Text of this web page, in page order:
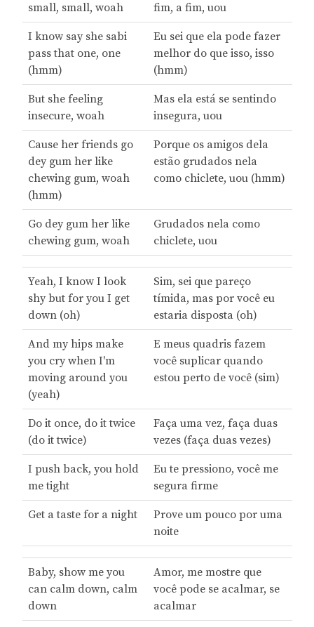
small, small, woah
fim, a fim, uou
I know say she sabi
pass that one, onе
(hmm)
Eu sei que ela pode fazer
melhor do que isso, isso
(hmm)
But she feeling
insecure, woah
Mas ela está se sentindo
insegura, uou
Causе her friends go
dey gum her like
chewing gum, woah
(hmm)
Porque os amigos dela
estão grudados nela
como chiclete, uou (hmm)
Go dey gum her like
chewing gum, woah
Grudados nela como
chiclete, uou
Yeah, I know I look
shy but for you I get
down (oh)
Sim, sei que pareço
tímida, mas por você eu
estaria disposta (oh)
And my hips make
you cry when I'm
moving around you
(yeah)
E meus quadris fazem
você suplicar quando
estou perto de você (sim)
Do it once, do it twice
(do it twice)
Faça uma vez, faça duas
vezes (faça duas vezes)
I push back, you hold
me tight
Eu te pressiono, você me
segura firme
Get a taste for a night
Prove um pouco por uma
noite
Baby, show me you
can calm down, calm
down
Amor, me mostre que
você pode se acalmar, se
acalmar